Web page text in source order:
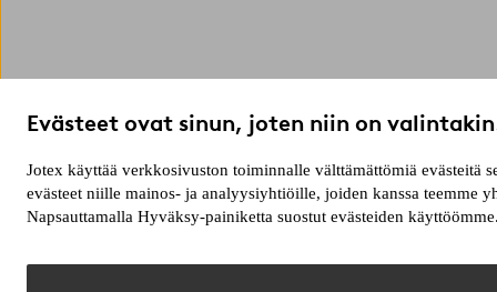
Evästeet ovat sinun, joten niin on
Jotex käyttää verkkosivuston toiminnalle välttämättömiä evästeitä
evästeet niille mainos- ja analyysiyhtiöille, joiden kanssa teemme
Napsauttamalla Hyväksy-painiketta suostut evästeiden